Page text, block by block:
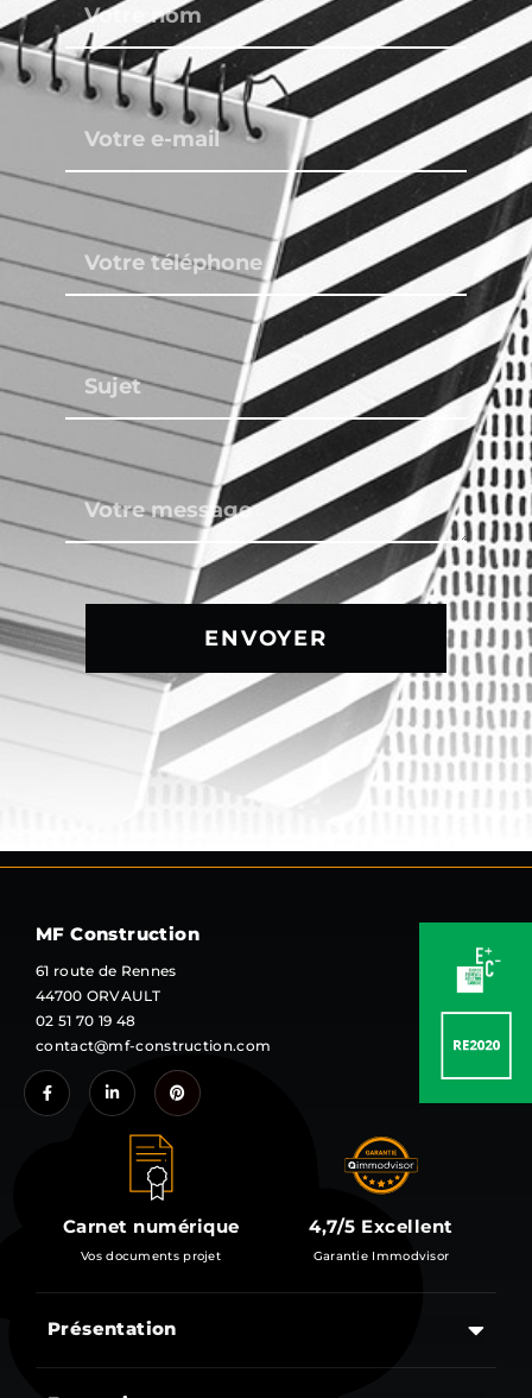
ENVOYER
MF Construction
61 route de Rennes
44700 ORVAULT
02 51 70 19 48
contact@mf-construction.com
Carnet numérique
Vos documents projet
4,7/5 Excellent
Garantie Immodvisor
Présentation